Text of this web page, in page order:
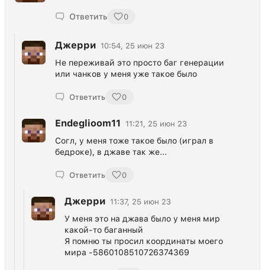
Ответить 0
Джерри 10:54, 25 июн 23
Не переживай это просто баг генерации
или чанков у меня уже такое было
Ответить 0
Endeglioom11 11:21, 25 июн 23
Согл, у меня тоже такое было (играл в
бедроке), в джаве так же...
Ответить 0
Джерри 11:37, 25 июн 23
У меня это на джава было у меня мир
какой-то баганный
Я помню ты просил координаты моего
мира -5860108510726374369